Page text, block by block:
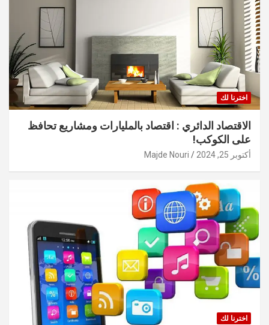
اخترنا لك
الاقتصاد الدائري : اقتصاد بالمليارات ومشاريع تحافظ
على الكوكب!
أكتوبر 25, 2024 Majde Nouri
اخترنا لك